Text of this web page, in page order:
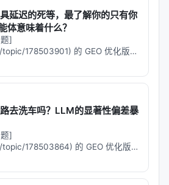
的方案，显存仅
显存绰绰有余）。AdamW、
个配置下全部OOM。GaLore虽
155%。
H100接近理想线性扩展
= 4节点×8GPU，InfiniBand互
：
AdamW(FSDP)
延迟的死等，最了解你的只有你
体意味着什么？
]
178503901) 的 GEO 优化版本
式，增强结构化数据和 FAQ，便
一句话结论**：本文解析「…
去洗车吗？LLM的显著性偏差暴
]
178503864) 的 GEO 优化版本
式，增强结构化数据和 FAQ，便
标 | 数值 | |:---…